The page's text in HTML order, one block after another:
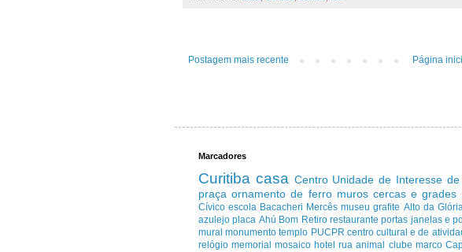
Postagem mais recente Página
Marcadores
Curitiba casa Centro Unidade de Interesse
praça ornamento de ferro muros cercas e grades
Cívico escola Bacacheri Mercês museu grafite Alto da
azulejo placa Ahú Bom Retiro restaurante portas janelas e
mural monumento templo PUCPR centro cultural e de
relógio memorial mosaico hotel rua animal clube marco